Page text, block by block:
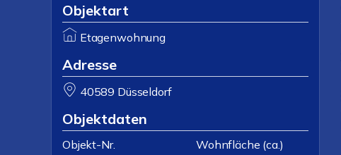
Objektart
Etagenwohnung
Adresse
40589 Düsseldorf
Objektdaten
Objekt-Nr.
Wohnfläche (ca.)